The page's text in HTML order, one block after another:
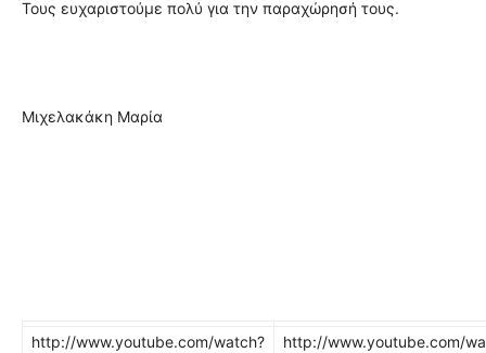
Τους ευχαριστούμε πολύ για την παραχώρησή τους.
Μιχελακάκη Μαρία
http://www.youtube.com/watch?
http://www.youtube.com/